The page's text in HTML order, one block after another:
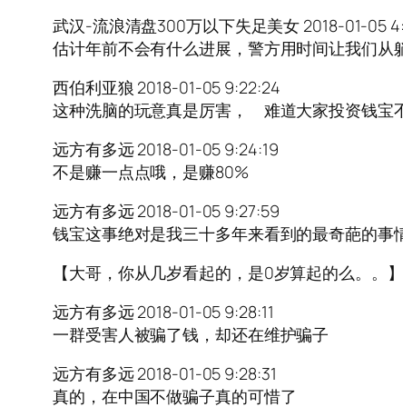
武汉-流浪清盘300万以下失足美女 2018-01-05
估计年前不会有什么进展，警方用时间让我们从
西伯利亚狼 2018-01-05 9:22:24
这种洗脑的玩意真是厉害， 难道大家投资钱
远方有多远 2018-01-05 9:24:19
不是赚一点点哦，是赚80%
远方有多远 2018-01-05 9:27:59
钱宝这事绝对是我三十多年来看到的最奇葩的事
【大哥，你从几岁看起的，是0岁算起的么。。】
远方有多远 2018-01-05 9:28:11
一群受害人被骗了钱，却还在维护骗子
远方有多远 2018-01-05 9:28:31
真的，在中国不做骗子真的可惜了